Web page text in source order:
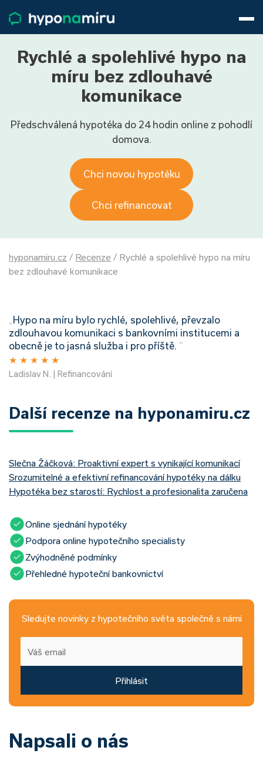
Životní pojištění
Pojištění nemovitosti
Články
Přihlásit
Rychlé a spolehlivé hypo na
míru bez zdlouhavé
komunikace
Předschválená hypotéka do 24 hodin online z pohodlí
domova.
Chci novou hypotéku
Chci refinancovat
hyponamiru.cz / Recenze / Rychlé a spolehlivé hypo na míru
bez zdlouhavé komunikace
„Hypo na míru bylo rychlé, spolehlivé, převzalo
zdlouhavou komunikaci s bankovními institucemi a
obecně je to jasná služba i pro příště. ”
★ ★ ★ ★ ★
Ladislav N. | Refinancování
Další recenze na hyponamiru.cz
Slečna Žáčková: Proaktivní expert s vynikající komunikací
Srozumitelné a efektivní refinancování hypotéky na dálku
Hypotéka bez starostí: Rychlost a profesionalita zaručena
Online sjednání hypotéky
Podpora online hypotečního specialisty
Zvýhodněné podmínky
Přehledné hypoteční bankovnictví
Sledujte novinky z hypotečního světa společně s námi
Přihlásit
Napsali o nás